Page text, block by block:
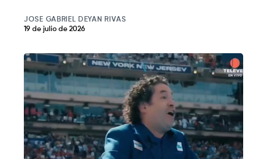
JOSE GABRIEL DEYAN RIVAS
19 de julio de 2026